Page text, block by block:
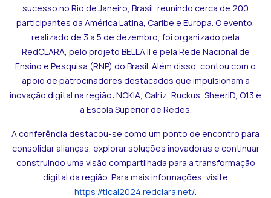
sucesso no Rio de Janeiro, Brasil, reunindo cerca de 200
participantes da América Latina, Caribe e Europa. O evento,
realizado de 3 a 5 de dezembro, foi organizado pela
RedCLARA, pelo projeto BELLA II e pela Rede Nacional de
Ensino e Pesquisa (RNP) do Brasil. Além disso, contou com o
apoio de patrocinadores destacados que impulsionam a
inovação digital na região: NOKIA, Calriz, Ruckus, SheerID, Q13 e
a Escola Superior de Redes.
A conferência destacou-se como um ponto de encontro para
consolidar alianças, explorar soluções inovadoras e continuar
construindo uma visão compartilhada para a transformação
digital da região. Para mais informações, visite
https://tical2024.redclara.net/